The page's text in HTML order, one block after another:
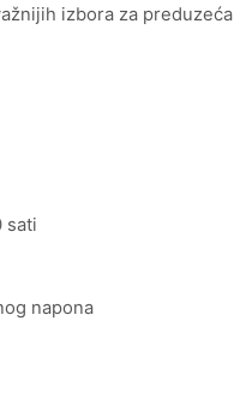
izbora za preduzeća
sati
napona